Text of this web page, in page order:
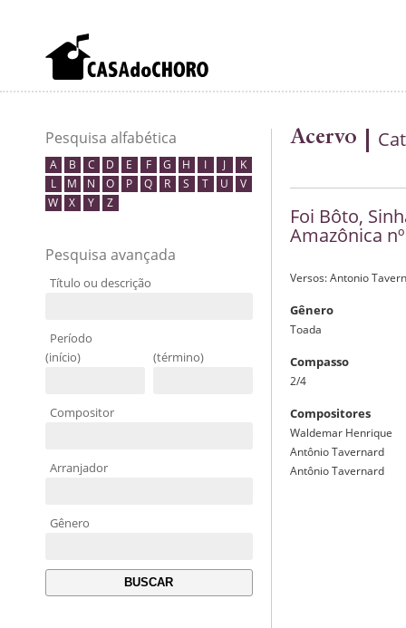
Pesquisa alfabética
A B C D E F G H I J
K
L
M N O P Q R S T U
V
W
X Y Z
Pesquisa avançada
Título ou descrição
Período
(início)
(término)
Compositor
Arranjador
Gênero
Acervo
Foi Bôto,
Amazônica
Versos: Antonio
Gênero
Toada
Compasso
2/4
Compositores
Waldemar Henrique
Antônio Tavernard
Antônio Tavernard